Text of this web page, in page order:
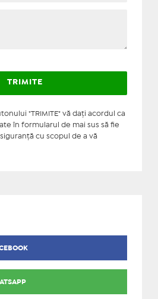
"TRIMITE" vă daţi acordul ca
în formularul de mai sus să fie
cu scopul de a vă